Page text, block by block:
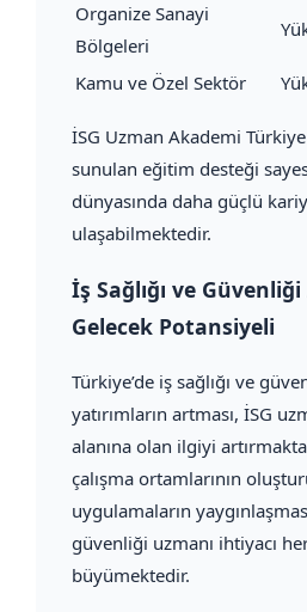
Organize Sanayi
Bölgeleri
Kamu ve Özel Sektör
İSG Uzman Akademi
sunulan eğitim desteği
dünyasında daha güçlü
ulaşabilmektedir.
İş Sağlığı ve
Gelecek Potansiyeli
Türkiye’de iş sağlığı ve
yatırımların artması, İSG
alanına olan ilgiyi
çalışma ortamlarının
uygulamaların
güvenliği uzmanı ihtiyacı
büyümektedir.